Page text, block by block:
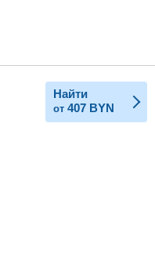
Найти
от 407 BYN